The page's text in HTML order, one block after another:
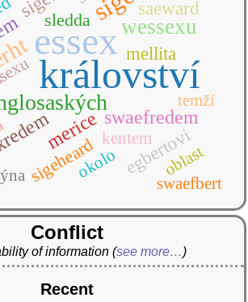
království
essex wessexu
merice swaefredem
egbertovi
mellita
saeward
sigeheard
sledda
kentem
oblast
okolo
swaefbert
temží
Conflict
of information (see more…)
Recent